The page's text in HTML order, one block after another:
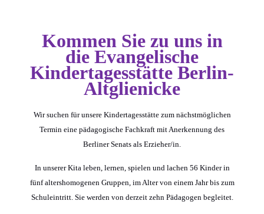
Kommen Sie zu uns in
die Evangelische
Kindertagesstätte Berlin-
Altglienicke
Wir suchen für unsere Kindertagesstätte zum nächstmöglichen
Termin eine pädagogische Fachkraft mit Anerkennung des
Berliner Senats als Erzieher/in.
In unserer Kita leben, lernen, spielen und lachen 56 Kinder in
fünf altershomogenen Gruppen, im Alter von einem Jahr bis zum
Schuleintritt. Sie werden von derzeit zehn Pädagogen begleitet.